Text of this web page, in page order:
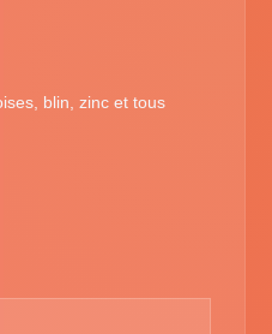
blin, zinc et tous